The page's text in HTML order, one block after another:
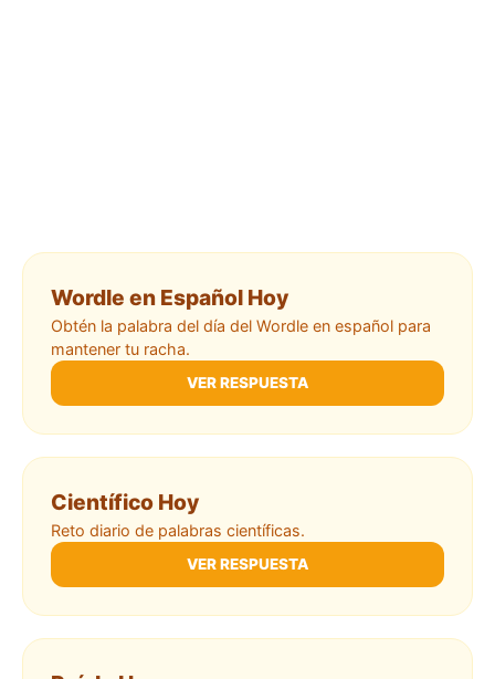
Wordle en Español Hoy
Obtén la palabra del día del Wordle en español para
mantener tu racha.
VER RESPUESTA
Científico Hoy
Reto diario de palabras científicas.
VER RESPUESTA